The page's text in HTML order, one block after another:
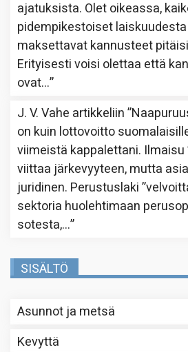
ajatuksista. Olet oikeassa,
pidempikestoiset
maksettavat kannusteet
Erityisesti voisi olettaa että
ovat…”
J. V. Vahe artikkeliin
on kuin lottovoitto
viimeistä kappalettani. Ilmaisu
viittaa järkevyyteen, mutta
juridinen. Perustuslaki
sektoria huolehtimaan
sotesta,…”
SISÄLTÖ
Asunnot ja metsä
Kevyttä